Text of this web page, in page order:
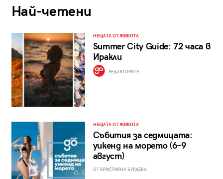
Най-четени
НЕЩАТА ОТ ЖИВОТА
Summer City Guide: 72 часа в
Иракли
РЕДАКТОРИТЕ
НЕЩАТА ОТ ЖИВОТА
Събития за седмицата:
уикенд на морето (6–9
август)
ОТ КРИСТИЯНА БУРДЕВА